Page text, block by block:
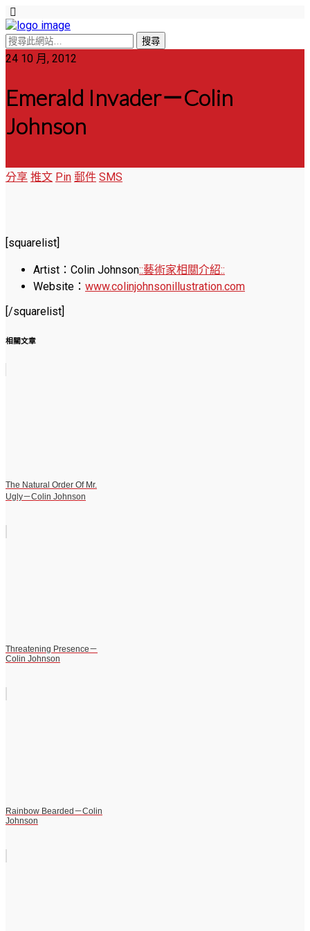
24 10 月, 2012
Emerald Invader－Colin
Johnson
分享 推文 Pin 郵件 SMS
[squarelist]
Artist：Colin Johnson::藝術家相關介紹::
Website： www.colinjohnsonillustration.com
[/squarelist]
相關文章
The Natural Order Of Mr.
Ugly－Colin Johnson
Threatening Presence－
Colin Johnson
Rainbow Bearded－Colin
Johnson